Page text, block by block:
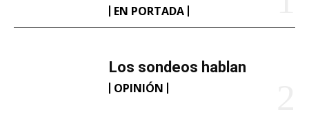
EN PORTADA
Los sondeos hablan
OPINIÓN